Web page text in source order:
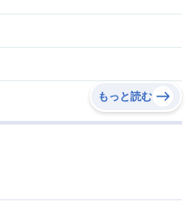
もっと読む